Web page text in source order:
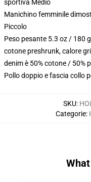
sportiva Medio
Manichino femminile
Piccolo
Peso pesante 5.3 oz / 180
cotone preshrunk, calore
denim è 50% cotone / 50%
Pollo doppio e fascia collo
SKU:
Categorie: